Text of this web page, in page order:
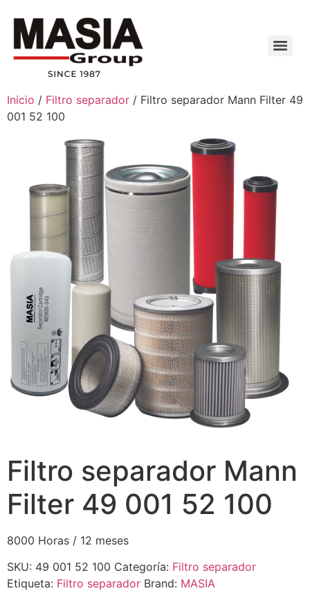
Inicio / Filtro separador / Filtro separador Mann Filter 49
001 52 100
Filtro separador Mann
Filter 49 001 52 100
8000 Horas / 12 meses
SKU: 49 001 52 100 Categoría: Filtro separador
Etiqueta: Filtro separador Brand: MASIA